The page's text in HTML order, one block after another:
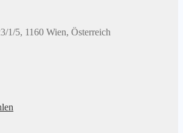
1/5, 1160 Wien, Österreich